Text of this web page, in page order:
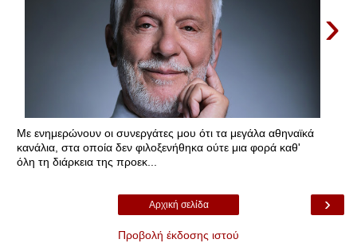
›
Με ενημερώνουν οι συνεργάτες μου ότι τα μεγάλα αθηναϊκά
κανάλια, στα οποία δεν φιλοξενήθηκα ούτε μια φορά καθ'
όλη τη διάρκεια της προεκ...
›
Αρχική σελίδα
Προβολή έκδοσης ιστού